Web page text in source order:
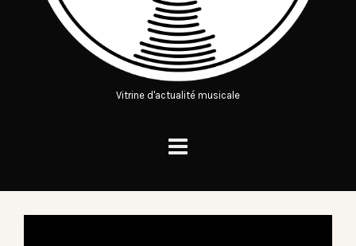
Vitrine d'actualité musicale